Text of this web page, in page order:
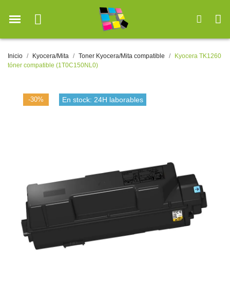
Inicio Kyocera/Mita Toner Kyocera/Mita compatible
Kyocera TK1260
tóner compatible (1T0C150NL0)
-30% En stock: 24H laborables